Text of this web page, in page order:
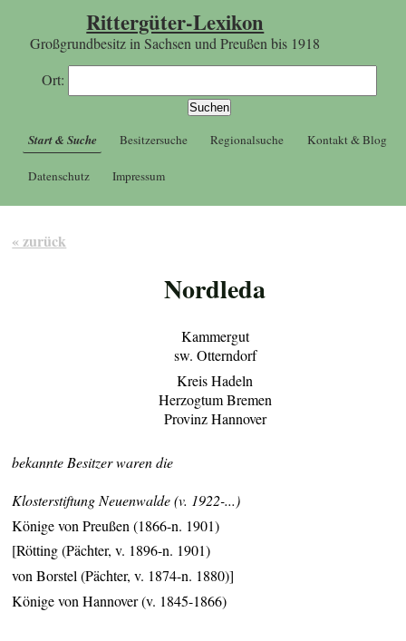
Rittergüter-Lexikon
Großgrundbesitz in Sachsen und Preußen bis 1918
Ort:
Start & Suche Besitzersuche Regionalsuche Kontakt & Blog
Datenschutz Impressum
« zurück
Nordleda
Kammergut
sw. Otterndorf
Kreis Hadeln
Herzogtum Bremen
Provinz Hannover
bekannte Besitzer waren die
Klosterstiftung Neuenwalde (v. 1922-...)
Könige von Preußen (1866-n. 1901)
[Rötting (Pächter, v. 1896-n. 1901)
von Borstel (Pächter, v. 1874-n. 1880)]
Könige von Hannover (v. 1845-1866)